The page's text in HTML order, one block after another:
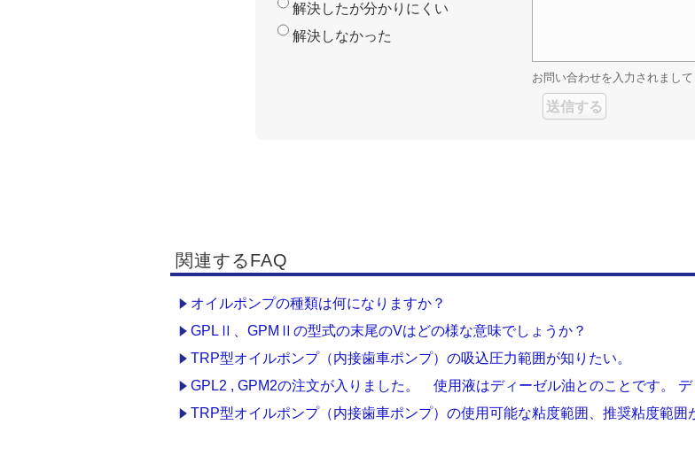
解決したが分かりにくい
解決しなかった
お問い合わせを入力されまし
関連するFAQ
オイルポンプの種類は何になりますか？
GPLⅡ、GPMⅡの型式の末尾のVはどの様な意味でしょうか？
TRP型オイルポンプ（内接歯車ポンプ）の吸込圧力範囲が知りたい。
GPL2 , GPM2の注文が入りました。 使用液はディーゼル油とのことです。
TRP型オイルポンプ（内接歯車ポンプ）の使用可能な粘度範囲、推奨粘度範囲